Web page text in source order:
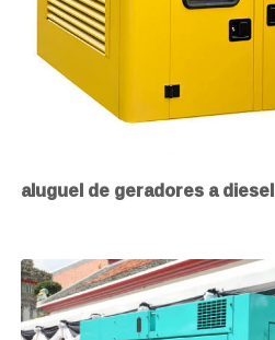
aluguel de geradores a diesel